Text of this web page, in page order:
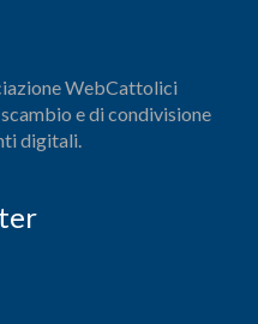
WebCattolici
e di condivisione
digitali.